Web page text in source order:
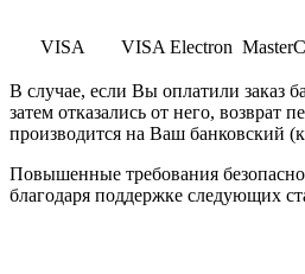
VISA VISA Electron
В случае, если Вы оплатили заказ
затем отказались от него, возврат
производится на Ваш банковский
Повышенные требования
благодаря поддержке следующих